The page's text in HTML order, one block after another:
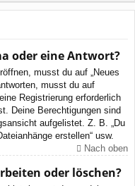
oder eine Antwort?
musst du auf „Neues
musst du auf
Registrierung erforderlich
Deine Berechtigungen sind
aufgelistet. Z. B. „Du
erstellen“ usw.
Nach oben
oder löschen?